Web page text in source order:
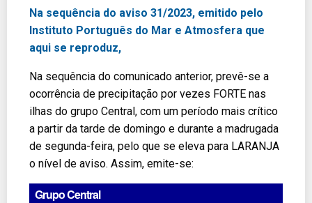
Na sequência do aviso 31/2023, emitido pelo
Instituto Português do Mar e Atmosfera que
aqui se reproduz,
Na sequência do comunicado anterior, prevê-se a
ocorrência de precipitação por vezes FORTE nas
ilhas do grupo Central, com um período mais crítico
a partir da tarde de domingo e durante a madrugada
de segunda-feira, pelo que se eleva para LARANJA
o nível de aviso. Assim, emite-se:
Grupo Central